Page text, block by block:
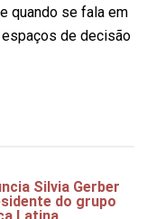
quando se fala em
de decisão